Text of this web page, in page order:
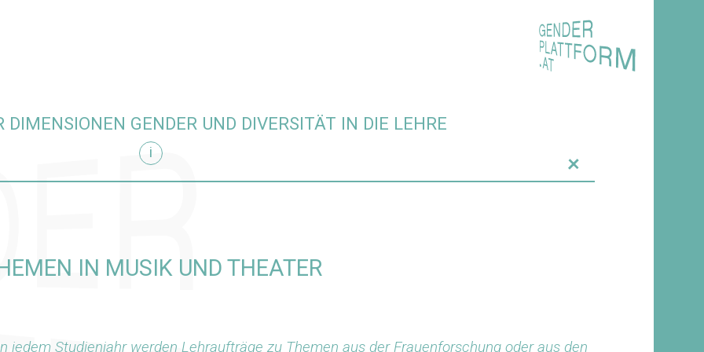
DIMENSIONEN GENDER UND DIVERSITÄT IN DIE LEHRE
i
+
IN MUSIK UND THEATER
jedem Studienjahr werden Lehraufträge zu Themen aus der Frauenforschung oder aus den